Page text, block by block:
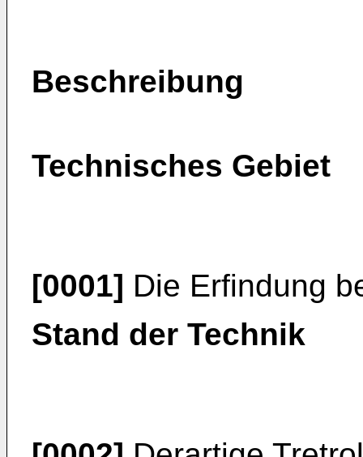
Beschreibung
Technisches Gebiet
[0001] Die Erfindung
Stand der Technik